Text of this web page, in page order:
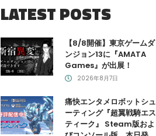
LATEST POSTS
【8/8開催】東京ゲームダ
ンジョン13に『AMATA
Games』が出展！
2026年8月7日
痛快エンタメロボットシュ
ーティング『超翼戦騎エス
ティーク』 Steam版およ